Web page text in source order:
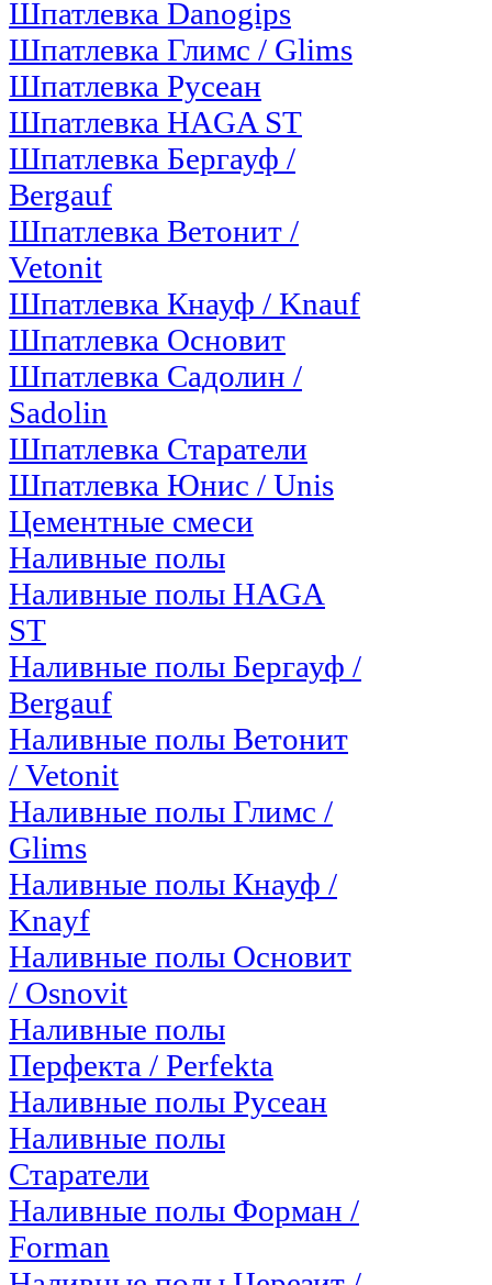
Шпатлевка Danogips
Шпатлевка Глимс / Glims
Шпатлевка Русеан
Шпатлевка HAGA ST
Шпатлевка Бергауф /
Bergauf
Шпатлевка Ветонит /
Vetonit
Шпатлевка Кнауф / Knauf
Шпатлевка Основит
Шпатлевка Садолин /
Sadolin
Шпатлевка Старатели
Шпатлевка Юнис / Unis
Цементные смеси
Наливные полы
Наливные полы HAGA
ST
Наливные полы Бергауф /
Bergauf
Наливные полы Ветонит
/ Vetonit
Наливные полы Глимс /
Glims
Наливные полы Кнауф /
Knayf
Наливные полы Основит
/ Osnovit
Наливные полы
Перфекта / Perfekta
Наливные полы Русеан
Наливные полы
Старатели
Наливные полы Форман /
Forman